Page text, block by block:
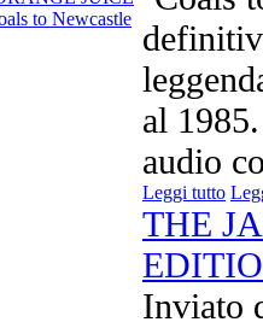
al
audio
Leggi tutto
THE
Inviato